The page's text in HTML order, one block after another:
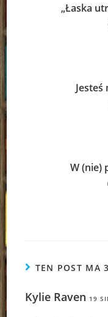
„Łaska
W (nie)
TEN POST MA
Kylie Raven 19